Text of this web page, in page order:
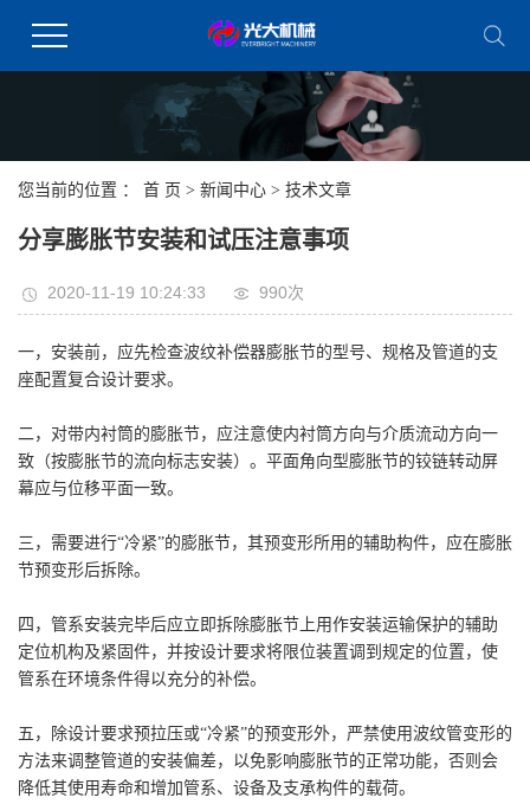
您当前的位置 ： 首 页 > 新闻中心 > 技术文章
分享膨胀节安装和试压注意事项
2020-11-19 10:24:33 990次
一，安装前，应先检查波纹补偿器膨胀节的型号、规格及管道的支
座配置复合设计要求。
二，对带内衬筒的膨胀节，应注意使内衬筒方向与介质流动方向一
致（按膨胀节的流向标志安装）。平面角向型膨胀节的铰链转动屏
幕应与位移平面一致。
三，需要进行“冷紧”的膨胀节，其预变形所用的辅助构件，应在膨胀
节预变形后拆除。
四，管系安装完毕后应立即拆除膨胀节上用作安装运输保护的辅助
定位机构及紧固件，并按设计要求将限位装置调到规定的位置，使
管系在环境条件得以充分的补偿。
五，除设计要求预拉压或“冷紧”的预变形外，严禁使用波纹管变形的
方法来调整管道的安装偏差，以免影响膨胀节的正常功能，否则会
降低其使用寿命和增加管系、设备及支承构件的载荷。